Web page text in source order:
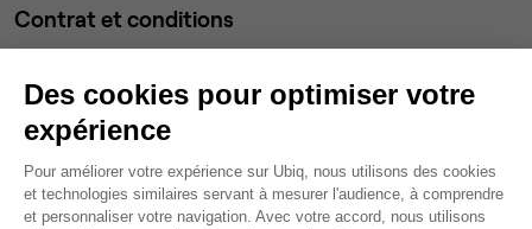
Contrat et conditions
Type de contrat Prestation de service
Engagement minimum
Durée de préavis Aucun
Des cookies pour optimiser votre
expérience
Plateforme de Gestion du
Pour améliorer votre expérience sur Ubiq, nous utilisons des cookies
et technologies similaires servant à mesurer l'audience, à comprendre
et personnaliser votre navigation. Avec votre accord, nous utilisons